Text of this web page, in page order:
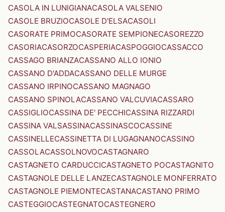
CASOLA IN LUNIGIANACASOLA VALSENIO
CASOLE BRUZIOCASOLE D'ELSACASOLI
CASORATE PRIMOCASORATE SEMPIONECASOREZZO
CASORIACASORZOCASPERIACASPOGGIOCASSACCO
CASSAGO BRIANZACASSANO ALLO IONIO
CASSANO D'ADDACASSANO DELLE MURGE
CASSANO IRPINOCASSANO MAGNAGO
CASSANO SPINOLACASSANO VALCUVIACASSARO
CASSIGLIOCASSINA DE' PECCHICASSINA RIZZARDI
CASSINA VALSASSINACASSINASCOCASSINE
CASSINELLECASSINETTA DI LUGAGNANOCASSINO
CASSOLACASSOLNOVOCASTAGNARO
CASTAGNETO CARDUCCICASTAGNETO POCASTAGNITO
CASTAGNOLE DELLE LANZECASTAGNOLE MONFERRATO
CASTAGNOLE PIEMONTECASTANACASTANO PRIMO
CASTEGGIOCASTEGNATOCASTEGNERO